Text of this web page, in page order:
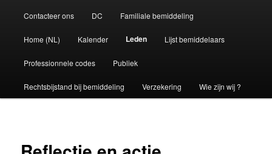
Contacteer ons DC Familiale bemiddeling
Home (NL) Kalender Leden Lijst bemiddelaars
Professionnele codes Publiek
Rechtsbijstand bij bemiddeling Verzekering Wie zijn wij ?